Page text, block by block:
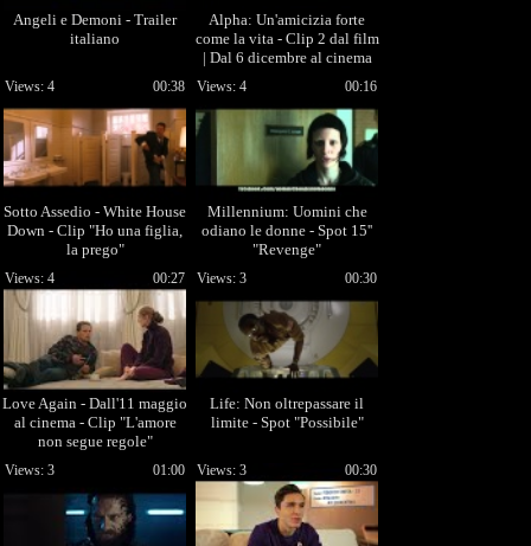
Angeli e Demoni - Trailer
italiano
Alpha: Un'amicizia forte
come la vita - Clip 2 dal film
| Dal 6 dicembre al cinema
Sotto Assedio - White House
Down - Clip "Ho una figlia,
la prego"
00:38
Views: 4
Millennium: Uomini che
odiano le donne - Spot 15''
"Revenge"
00:16
Views: 4
Love Again - Dall'11 maggio
al cinema - Clip "L'amore
non segue regole"
00:27
Views: 4
Life: Non oltrepassare il
limite - Spot "Possibile"
00:30
Views: 3
01:00
Views: 3 00:30
Views: 3